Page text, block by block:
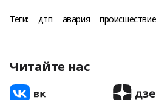
Теги: дтп авария происшествие
Читайте нас